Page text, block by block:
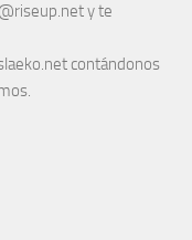
y te
contándonos